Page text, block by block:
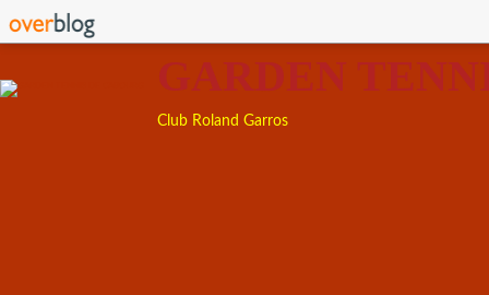
GARDEN
Club Roland Garros